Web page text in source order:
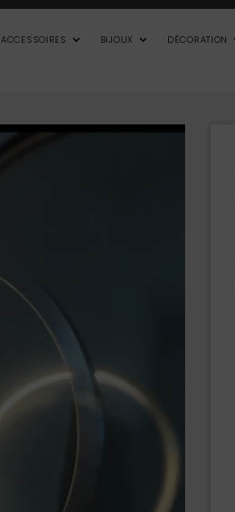
ACCESSOIRES BIJOUX DÉCORATION